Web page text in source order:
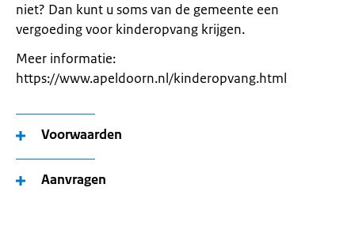
niet? Dan kunt u soms van de gemeente een
vergoeding voor kinderopvang krijgen.
Meer informatie:
https://www.apeldoorn.nl/kinderopvang.html
Voorwaarden
Aanvragen